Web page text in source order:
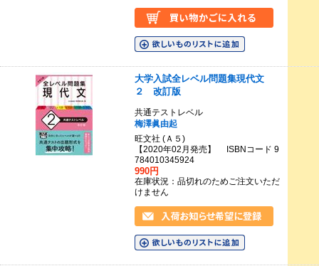
大学入試全レベル問題集現代文
２ 改訂版
共通テストレベル
梅澤眞由起
旺文社 (Ａ５)
【2020年02月発売】 ISBNコード 9
784010345924
990円
在庫状況：品切れのためご注文いただ
けません